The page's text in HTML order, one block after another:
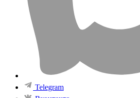
Telegram